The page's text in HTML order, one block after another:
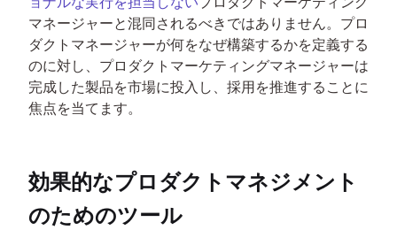
マネージャーと混同されるべきではありません。プロ
ダクトマネージャーが何をなぜ構築するかを定義する
のに対し、プロダクトマーケティングマネージャーは
完成した製品を市場に投入し、採用を推進することに
焦点を当てます。
効果的なプロダクトマネジメント
のためのツール